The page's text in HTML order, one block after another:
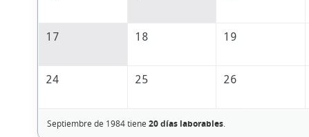
17 18 19
24 25 26
Septiembre de 1984 tiene 20 días laborables.